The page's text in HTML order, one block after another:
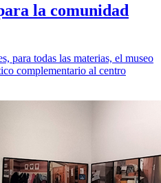
la comunidad
para todas las materias, el museo
complementario al centro